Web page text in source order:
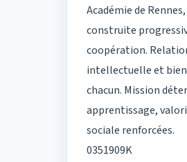
Académie de
construite
coopération.
intellectuelle et
chacun. Mission
apprentissage,
sociale renforcées.
0351909K